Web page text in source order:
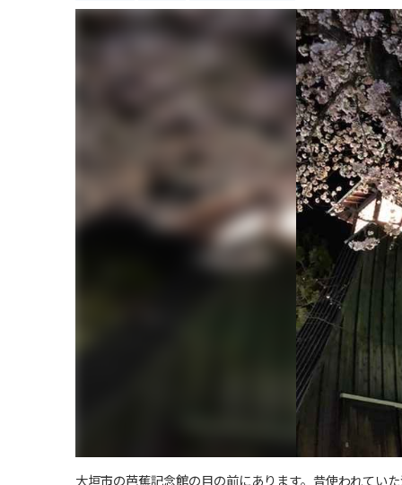
大垣市の芭蕉記念館の目の前にあります。昔使われてい